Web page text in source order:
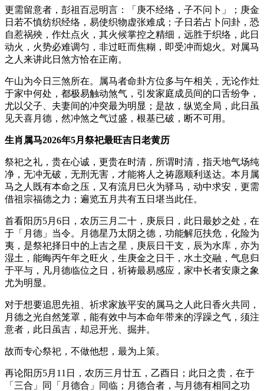
更需留意者，彭祖百忌明言：「庚不经络，子不问卜」；庚金
日若不慎纺织经络，易使织物虚张难成；子日若占卜问卦，恐
自惹祸殃，作灶点火，其火候掌控之精细，远胜于织络，此日
动火，火势必难调匀，非过旺而焦糊，即受冲而熄火。对属马
之人来讲此日煞方恰在正南。
午山为今日三煞所在。属马者命卦方位多与午相关，无论作灶
于家中何处，都极易触动煞气，引发家庭成员间的口舌纷争，
尤以父子、夫妻间的冲突最为明显；是故，纵览全局，此日虽
见天喜月德，然冲煞之气过盛，根基已破，断不可用。
生肖属马2026年5月祭祀最旺吉日老黄历
祭祀之礼，贵在心诚，更贵在时清，所谓时清，指天地气场纯
净，无冲无破，无刑无害，才能将人之祷愿顺利送达。本月属
马之人既有本命之压，又有流月巳火为驿马，动中求安，更需
借祖宗福德之力；遍览五月共有五日堪当此任。
首看阳历5月6日，农历三月二十，庚辰日，此日最妙之处，在
于「月德」当令。月德星乃太阴之德，功能解厄扶危，化险为
夷，是祭祀择日中的上吉之星，庚辰日干支，辰为水库，亦为
湿土，能晦丙午年之旺火，生庚金之日干，水土交融，气息归
于平与，凡月德临位之日，祈祷最易感应，家中长者安康之象
尤为明显。
对于想要追思先祖、祈求家族平安的属马之人此日香火共同，
月德之光自然笼罩，能有效中与本命年带来的浮躁之气，须注
意者，此日虽吉，却忌开光、掘井。
故而专心祭祀，不做他想，最为上策。
再论阳历5月11日，农历三月廿五，乙酉日；此日之贵，在于
「三合」同「月德合」同临；月德合者，与月德有相同之功